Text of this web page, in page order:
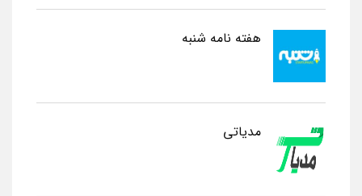
هفته نامه شنبه
مدیاتی